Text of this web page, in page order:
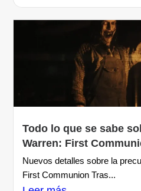
Todo lo que se sabe
Warren: First
Nuevos detalles sobre la
First Communion Tras...